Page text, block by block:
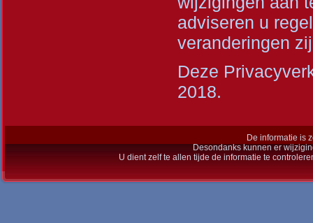
adviseren u
veranderingen
Deze
2018.
De informatie is
Desondanks kunnen er
U dient zelf te allen tijde de informatie te